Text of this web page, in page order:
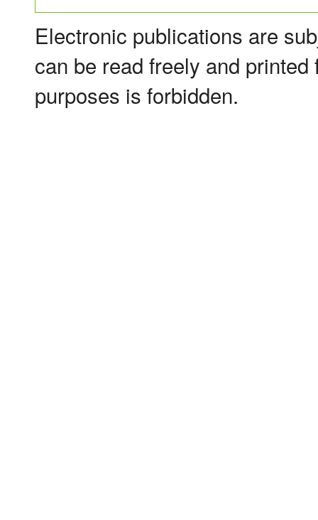
Electronic publications are
can be read freely and
purposes is forbidden.